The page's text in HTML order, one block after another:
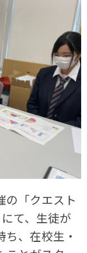
の「クエスト
て、生徒が
、在校生・